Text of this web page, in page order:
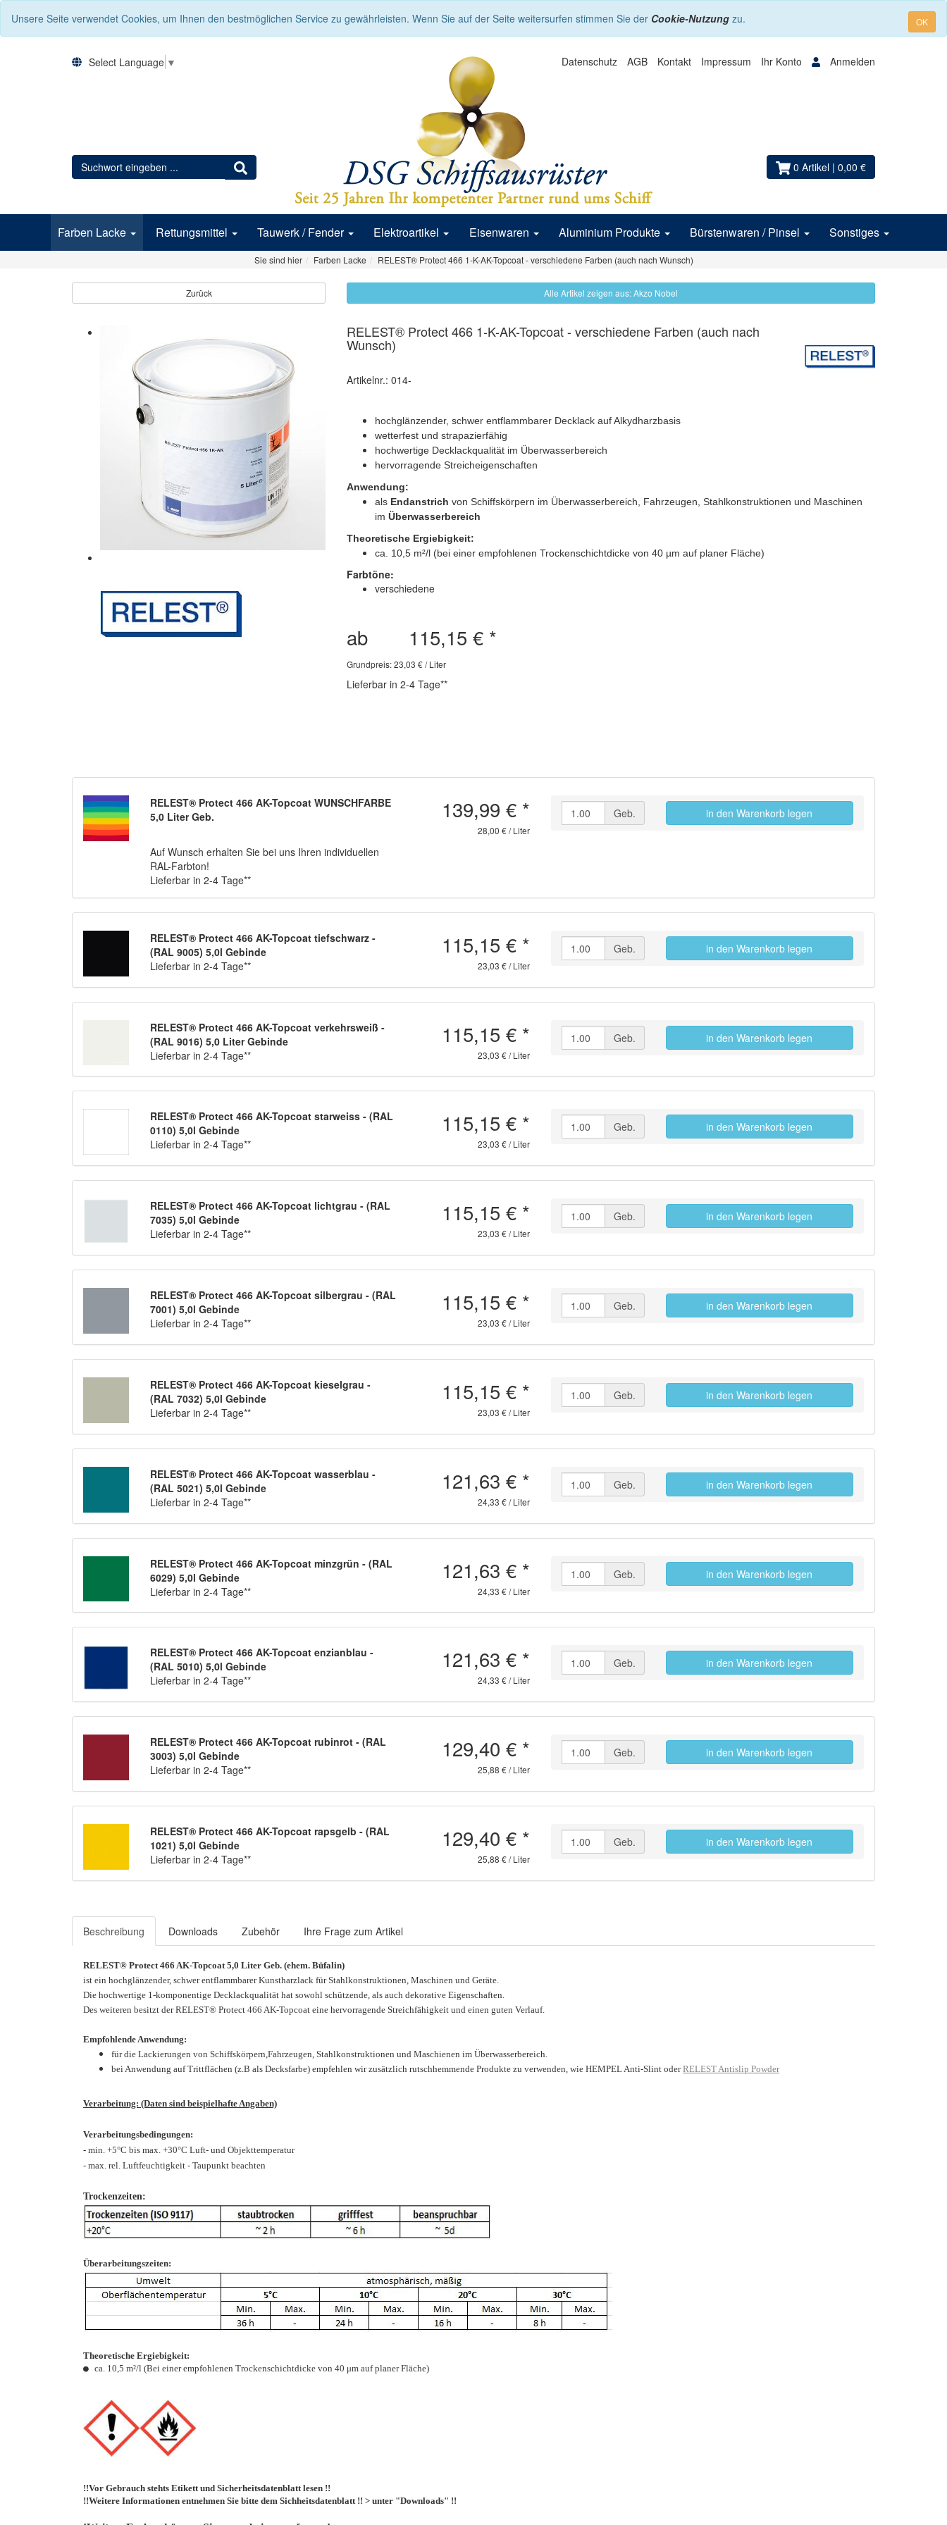
Unsere Seite verwendet Cookies, um Ihnen den bestmöglichen Service zu gewährleisten. Wenn Sie auf der Seite weitersurfen stimmen Sie der Cookie-Nutzung zu. OK
Select Language ▼ Datenschutz AGB Kontakt Impressum Ihr Konto Anmelden
0 Artikel | 0,00 €
Farben Lacke Rettungsmittel Tauwerk / Fender Elektroartikel Eisenwaren Aluminium Produkte Bürstenwaren / Pinsel Sonstiges
Sie sind hier Farben Lacke RELEST® Protect 466 1-K-AK-Topcoat - verschiedene Farben (auch nach Wunsch)
Zurück Alle Artikel zeigen aus: Akzo Nobel
RELEST® Protect 466 1-K-AK-Topcoat - verschiedene Farben (auch nach
Wunsch)
Artikelnr.: 014-
hochglänzender, schwer entflammbarer Decklack auf Alkydharzbasis
wetterfest und strapazierfähig
hochwertige Decklackqualität im Überwasserbereich
hervorragende Streicheigenschaften
Anwendung:
als Endanstrich von Schiffskörpern im Überwasserbereich, Fahrzeugen, Stahlkonstruktionen und Maschinen
im Überwasserbereich
Theoretische Ergiebigkeit:
ca. 10,5 m²/l (bei einer empfohlenen Trockenschichtdicke von 40 µm auf planer Fläche)
Farbtöne:
verschiedene
ab 115,15 € *
Grundpreis: 23,03 € / Liter
Lieferbar in 2-4 Tage**
RELEST® Protect 466 AK-Topcoat WUNSCHFARBE
5,0 Liter Geb.
Auf Wunsch erhalten Sie bei uns Ihren individuellen
RAL-Farbton!
Lieferbar in 2-4 Tage**
139,99 €*
28,00 € / Liter
Geb. in den Warenkorb legen
RELEST® Protect 466 AK-Topcoat tiefschwarz -
(RAL 9005) 5,0l Gebinde
Lieferbar in 2-4 Tage**
115,15 €*
23,03 € / Liter
Geb. in den Warenkorb legen
RELEST® Protect 466 AK-Topcoat verkehrsweiß -
(RAL 9016) 5,0 Liter Gebinde
Lieferbar in 2-4 Tage**
115,15 €*
23,03 € / Liter
Geb. in den Warenkorb legen
RELEST® Protect 466 AK-Topcoat starweiss - (RAL
0110) 5,0l Gebinde
Lieferbar in 2-4 Tage**
115,15 €*
23,03 € / Liter
Geb. in den Warenkorb legen
RELEST® Protect 466 AK-Topcoat lichtgrau - (RAL
7035) 5,0l Gebinde
Lieferbar in 2-4 Tage**
115,15 €*
23,03 € / Liter
Geb. in den Warenkorb legen
RELEST® Protect 466 AK-Topcoat silbergrau - (RAL
7001) 5,0l Gebinde
Lieferbar in 2-4 Tage**
115,15 €*
23,03 € / Liter
Geb. in den Warenkorb legen
RELEST® Protect 466 AK-Topcoat kieselgrau -
(RAL 7032) 5,0l Gebinde
Lieferbar in 2-4 Tage**
115,15 €*
23,03 € / Liter
Geb. in den Warenkorb legen
RELEST® Protect 466 AK-Topcoat wasserblau -
(RAL 5021) 5,0l Gebinde
Lieferbar in 2-4 Tage**
121,63 €*
24,33 € / Liter
Geb. in den Warenkorb legen
RELEST® Protect 466 AK-Topcoat minzgrün - (RAL
6029) 5,0l Gebinde
Lieferbar in 2-4 Tage**
121,63 €*
24,33 € / Liter
Geb. in den Warenkorb legen
RELEST® Protect 466 AK-Topcoat enzianblau -
(RAL 5010) 5,0l Gebinde
Lieferbar in 2-4 Tage**
121,63 €*
24,33 € / Liter
Geb. in den Warenkorb legen
RELEST® Protect 466 AK-Topcoat rubinrot - (RAL
3003) 5,0l Gebinde
Lieferbar in 2-4 Tage**
129,40 €*
25,88 € / Liter
Geb. in den Warenkorb legen
RELEST® Protect 466 AK-Topcoat rapsgelb - (RAL
1021) 5,0l Gebinde
Lieferbar in 2-4 Tage**
129,40 €*
25,88 € / Liter
Geb. in den Warenkorb legen
Beschreibung Downloads Zubehör Ihre Frage zum Artikel
RELEST® Protect 466 AK-Topcoat 5,0 Liter Geb. (ehem. Büfalin)
ist ein hochglänzender, schwer entflammbarer Kunstharzlack für Stahlkonstruktionen, Maschinen und Geräte.
Die hochwertige 1-komponentige Decklackqualität hat sowohl schützende, als auch dekorative Eigenschaften.
Des weiteren besitzt der RELEST® Protect 466 AK-Topcoat eine hervorragende Streichfähigkeit und einen guten Verlauf.
Empfohlende Anwendung:
für die Lackierungen von Schiffskörpern,Fahrzeugen, Stahlkonstruktionen und Maschienen im Überwasserbereich.
bei Anwendung auf Trittflächen (z.B als Decksfarbe) empfehlen wir zusätzlich rutschhemmende Produkte zu verwenden, wie HEMPEL Anti-Slint oderRELEST Antislip Powder
Verarbeitung: (Daten sind beispielhafte Angaben)
Verarbeitungsbedingungen:
- min. +5°C bis max. +30°C Luft- und Objekttemperatur
- max. rel. Luftfeuchtigkeit - Taupunkt beachten
Trockenzeiten:
Überarbeitungszeiten:
Theoretische Ergiebigkeit:
● ca. 10,5 m²/l (Bei einer empfohlenen Trockenschichtdicke von 40 μm auf planer Fläche)
!!Vor Gebrauch stehts Etikett und Sicherheitsdatenblatt lesen !!
!!Weitere Informationen entnehmen Sie bitte dem Sichheitsdatenblatt !! > unter "Downloads" !!